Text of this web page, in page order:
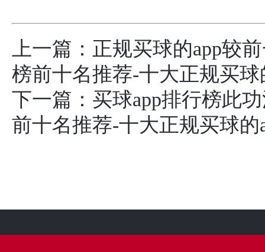
上一篇： 正规买球的app较
榜前十名推荐-十大正规买球
下一篇： 买球app排行榜此
前十名推荐-十大正规买球的